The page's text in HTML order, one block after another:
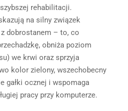
rehabilitacji.
na silny związek
dobrostanem – to, co
obniża poziom
we krwi oraz sprzyja
kolor zielony, wszechobecny
gałki ocznej i wspomaga
pracy przy komputerze.